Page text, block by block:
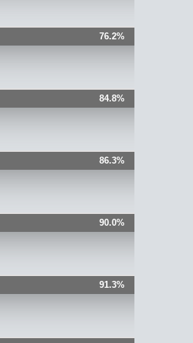
76.2%
84.8%
86.3%
90.0%
91.3%